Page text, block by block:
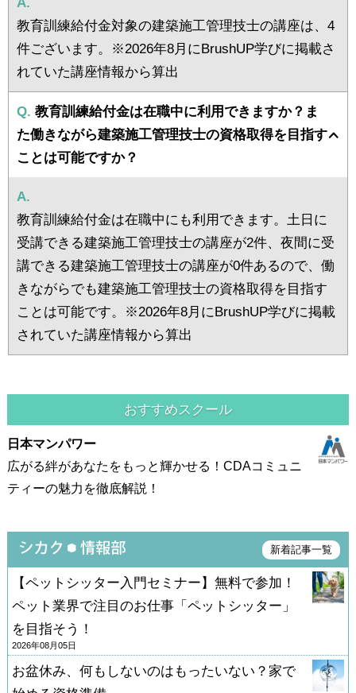
教育訓練給付金対象の建築施工管理技士の講座は、4
件ございます。※2026年8月にBrushUP学びに掲載さ
れていた講座情報から算出
Q. 教育訓練給付金は在職中に利用できますか？ま
た働きながら建築施工管理技士の資格取得を目指す
ことは可能ですか？
A.
教育訓練給付金は在職中にも利用できます。土日に
受講できる建築施工管理技士の講座が2件、夜間に受
講できる建築施工管理技士の講座が0件あるので、働
きながらでも建築施工管理技士の資格取得を目指す
ことは可能です。※2026年8月にBrushUP学びに掲載
されていた講座情報から算出
おすすめスクール
日本マンパワー
広がる絆があなたをもっと輝かせる！CDAコミュニ
ティーの魅力を徹底解説！
新着記事一覧
【ペットシッター入門セミナー】無料で参加！
ペット業界で注目のお仕事「ペットシッター」
を目指そう！
2026年08月05日
お盆休み、何もしないのはもったいない？家で